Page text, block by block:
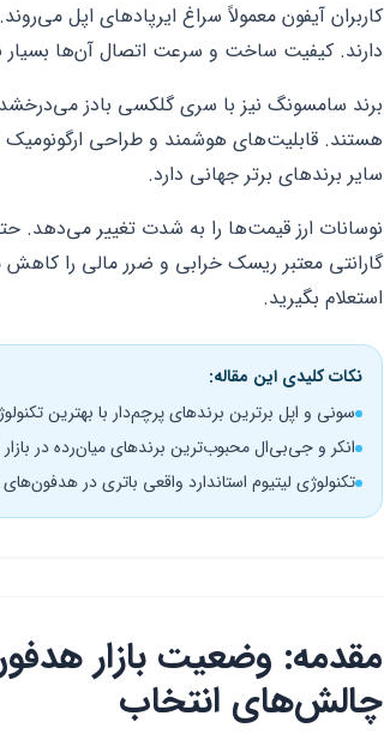
کاربران آیفون معمولاً سراغ ایرپادهای اپل
دارند. کیفیت ساخت و سرعت اتصال آن‌ها بسیار
برند سامسونگ نیز با سری گلکسی بادز می‌درخشد.
هستند. قابلیت‌های هوشمند و طراحی
سایر برندهای برتر جهانی دارد.
نوسانات ارز قیمت‌ها را به شدت تغییر می‌دهد.
گارانتی معتبر ریسک خرابی و ضرر مالی را
استعلام بگیرید.
نکات کلیدی این مقاله:
سونی و اپل برترین برندهای پرچم‌دار با بهترین
انکر و جی‌بی‌ال محبوب‌ترین برندهای میان‌رده در بازار
تکنولوژی لیتیوم استاندارد واقعی باتری در
چالش‌های انتخاب